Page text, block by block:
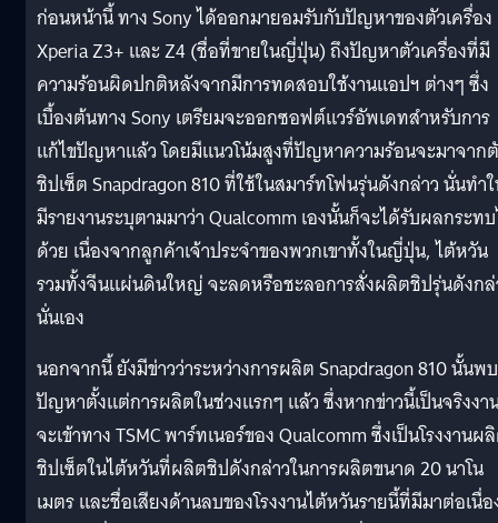
ก่อนหน้านี้ ทาง Sony ได้ออกมายอมรับกับปัญหาของตัวเครื่อง
Xperia Z3+ และ Z4 (ชื่อที่ขายในญี่ปุ่น) ถึงปัญหาตัวเครื่องที่มี
ความร้อนผิดปกติหลังจากมีการทดสอบใช้งานแอปฯ ต่างๆ ซึ่ง
เบื้องต้นทาง Sony เตรียมจะออกซอฟต์แวร์อัพเดทสำหรับการ
แก้ไขปัญหาแล้ว โดยมีแนวโน้มสูงที่ปัญหาความร้อนจะมาจาก
ชิปเซ็ต Snapdragon 810 ที่ใช้ในสมาร์ทโฟนรุ่นดังกล่าว นั่นทำ
มีรายงานระบุตามมาว่า Qualcomm เองนั้นก็จะได้รับผลกระท
ด้วย เนื่องจากลูกค้าเจ้าประจำของพวกเขาทั้งในญี่ปุ่น, ไต้หวัน
รวมทั้งจีนแผ่นดินใหญ่ จะลดหรือชะลอการสั่งผลิตชิปรุ่นดังก
นั่นเอง
นอกจากนี้ ยังมีข่าวว่าระหว่างการผลิต Snapdragon 810 นั้นพบ
ปัญหาตั้งแต่การผลิตในช่วงแรกๆ แล้ว ซึ่งหากข่าวนี้เป็นจริงงา
จะเข้าทาง TSMC พาร์ทเนอร์ของ Qualcomm ซึ่งเป็นโรงงานผ
ชิปเซ็ตในไต้หวันที่ผลิตชิปดังกล่าวในการผลิตขนาด 20 นาโน
เมตร และชื่อเสียงด้านลบของโรงงานไต้หวันรายนี้ที่มีมาต่อเนื่